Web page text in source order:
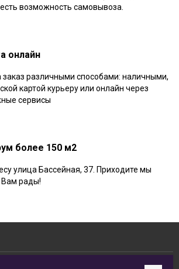
возможность самовывоза.
онлайн
заказ различными способами: наличными,
картой курьеру или онлайн через
сервисы
более 150 м2
улица Бассейная, 37. Приходите мы
Вам рады!